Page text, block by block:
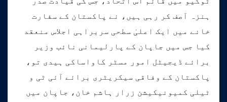
ہنزہ آصف کر رہی ہیں، نے پاکستان کے سفارت
خانے میں ایک اعلیٰ سطحی سربراہی اجلاس منعقد
کیا جس میں جاپان کے پارلیمانی نائب وزیر
برائے ڈیجیٹل امور مسٹر کاواساکی ہیدی تو،
پاکستان کے وفاقی سیکریٹری برائے آئی ٹی و
ٹیلی کمیونیکیشن زرار ہاشم خان، جاپان میں